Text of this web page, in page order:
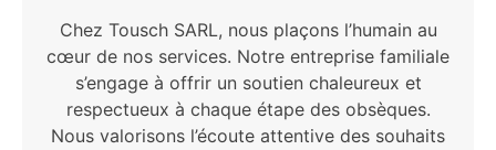
Chez Tousch SARL, nous plaçons l’humain au
cœur de nos services. Notre entreprise familiale
s’engage à offrir un soutien chaleureux et
respectueux à chaque étape des obsèques.
Nous valorisons l’écoute attentive des souhaits